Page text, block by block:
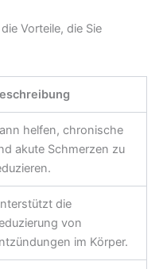
Vorteile, die Sie
helfen, chronische
akute Schmerzen zu
die
von
im Körper.